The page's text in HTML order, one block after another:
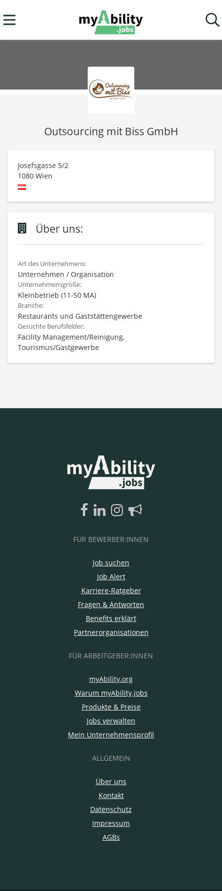
Outsourcing mit Biss GmbH
Josefsgasse 5/2
1080 Wien
Über uns:
Art des Unternehmens:
Unternehmen / Organisation
Unternehmensgröße:
Kleinbetrieb (11-50 MA)
Branche:
Restaurants und Gaststättengewerbe
Gesuchte Berufsfelder:
Facility Management/Reinigung,
Tourismus/Gastgewerbe
FÜR BEWERBER:INNEN
Job suchen
Job Alert
Karriere-Ratgeber
Fragen & Antworten
Benefits erklärt
Partnerorganisationen
FÜR ARBEITGEBER:INNEN
myAbility.org
Warum myAbility.jobs
Produkte & Preise
Jobs verwalten
Mein Unternehmensprofil
ALLGEMEIN
Über uns
Kontakt
Datenschutz
Impressum
AGBs